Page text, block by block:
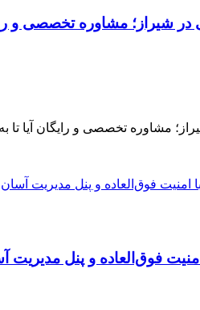
شیراز؛ مشاوره تخصصی و
مشاوره تخصصی و رایگان آیا تا
فوق‌العاده و پنل مدیریت